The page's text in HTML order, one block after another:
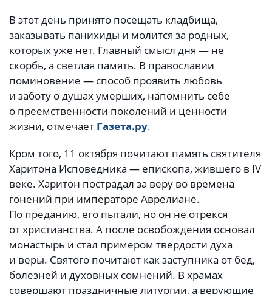
В этот день принято посещать кладбища,
заказывать панихиды и молится за родных,
которых уже нет. Главный смысл дня — не
скорбь, а светлая память. В православии
поминовение — способ проявить любовь
и заботу о душах умерших, напомнить себе
о преемственности поколений и ценности
жизни, отмечает Газета.ру.
Кром того, 11 октября почитают память святителя
Харитона Исповедника — епископа, жившего в IV
веке. Харитон пострадал за веру во времена
гонений при императоре Аврелиане.
По преданию, его пытали, но он не отрекся
от христианства. А после освобождения основал
монастырь и стал примером твердости духа
и веры. Святого почитают как заступника от бед,
болезней и духовных сомнений. В храмах
совершают праздничные литургии, а верующие